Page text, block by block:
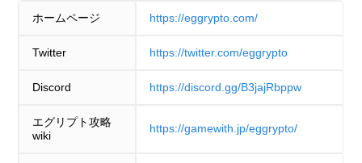
ホームページ https://eggrypto.com/
Twitter https://twitter.com/eggrypto
Discord https://discord.gg/B3jajRbppw
エグリプト攻略
wiki
https://gamewith.jp/eggrypto/